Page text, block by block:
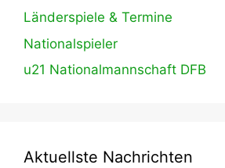
Länderspiele & Termine
Nationalspieler
u21 Nationalmannschaft DFB
Aktuellste Nachrichten